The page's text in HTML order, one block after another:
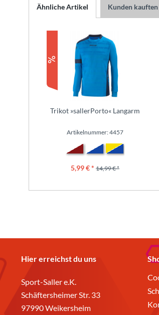
Ähnliche Artikel Kunden
Trikot »sallerPorto« Langarm
Artikelnummer: 4457
5,99 € * 14,99 € *
Hier erreichst du uns
Sport-Saller e.K.
Schäftersheimer Str. 33
97990 Weikersheim